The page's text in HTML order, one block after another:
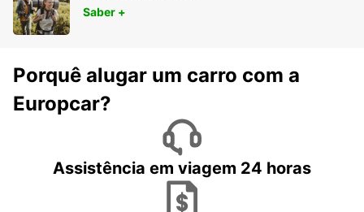
Saber +
Porquê alugar um carro com a
Europcar?
Assistência em viagem 24 horas